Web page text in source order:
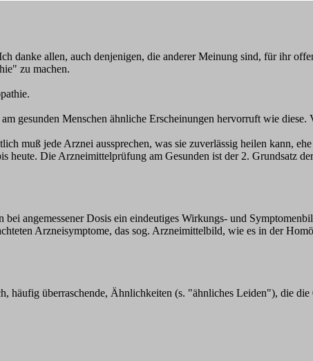
danke allen, auch denjenigen, die anderer Meinung sind, für ihr
zu machen.
gesunden Menschen ähnliche Erscheinungen hervorruft wie diese.
muß jede Arznei aussprechen, was sie zuverlässig heilen kann,
Die Arzneimittelprüfung am Gesunden ist der 2. Grundsatz
angemessener Dosis ein eindeutiges Wirkungs- und
Arzneisymptome, das sog. Arzneimittelbild, wie es in der
überraschende, Ähnlichkeiten (s. "ähnliches Leiden"), die die